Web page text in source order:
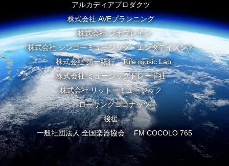
アルカディアプロダクツ
株式会社 AVEプランニング
株式会社 ジオブレイン
株式会社 シンコーミュージック・エンタテイメント
株式会社 第一紙行 Tule music Lab.
株式会社 ミュージックトレード社
株式会社 リットーミュージック
ローリングココナッツ
後援
一般社団法人 全国楽器協会 FM COCOLO 765